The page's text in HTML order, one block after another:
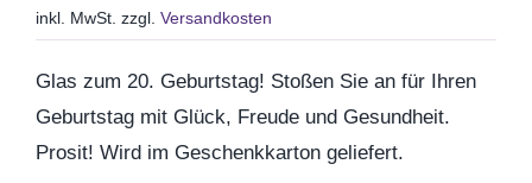
Geburtstag
Kommunion &
inkl. MwSt. zzgl. Versandkosten
Glas zum 20. Geburtstag! Stoßen Sie an für Ihren
Geburtstag mit Glück, Freude und Gesundheit.
Prosit! Wird im Geschenkkarton geliefert.